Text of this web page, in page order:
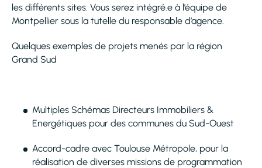
les différents sites. Vous serez intégré.e à l’équipe de
Montpellier sous la tutelle du responsable d’agence.
Quelques exemples de projets menés par la région
Grand Sud
Multiples Schémas Directeurs Immobiliers &
Energétiques pour des communes du Sud-Ouest
Accord-cadre avec Toulouse Métropole, pour la
réalisation de diverses missions de programmation